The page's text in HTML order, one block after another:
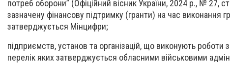
потреб оборони” (Офіційний вісник України, 2024 р., № 27,
зазначену фінансову підтримку (гранти) на час виконання
затверджується Мінцифри;
підприємств, установ та організацій, що виконують роботи
перелік яких затверджується обласними військовими